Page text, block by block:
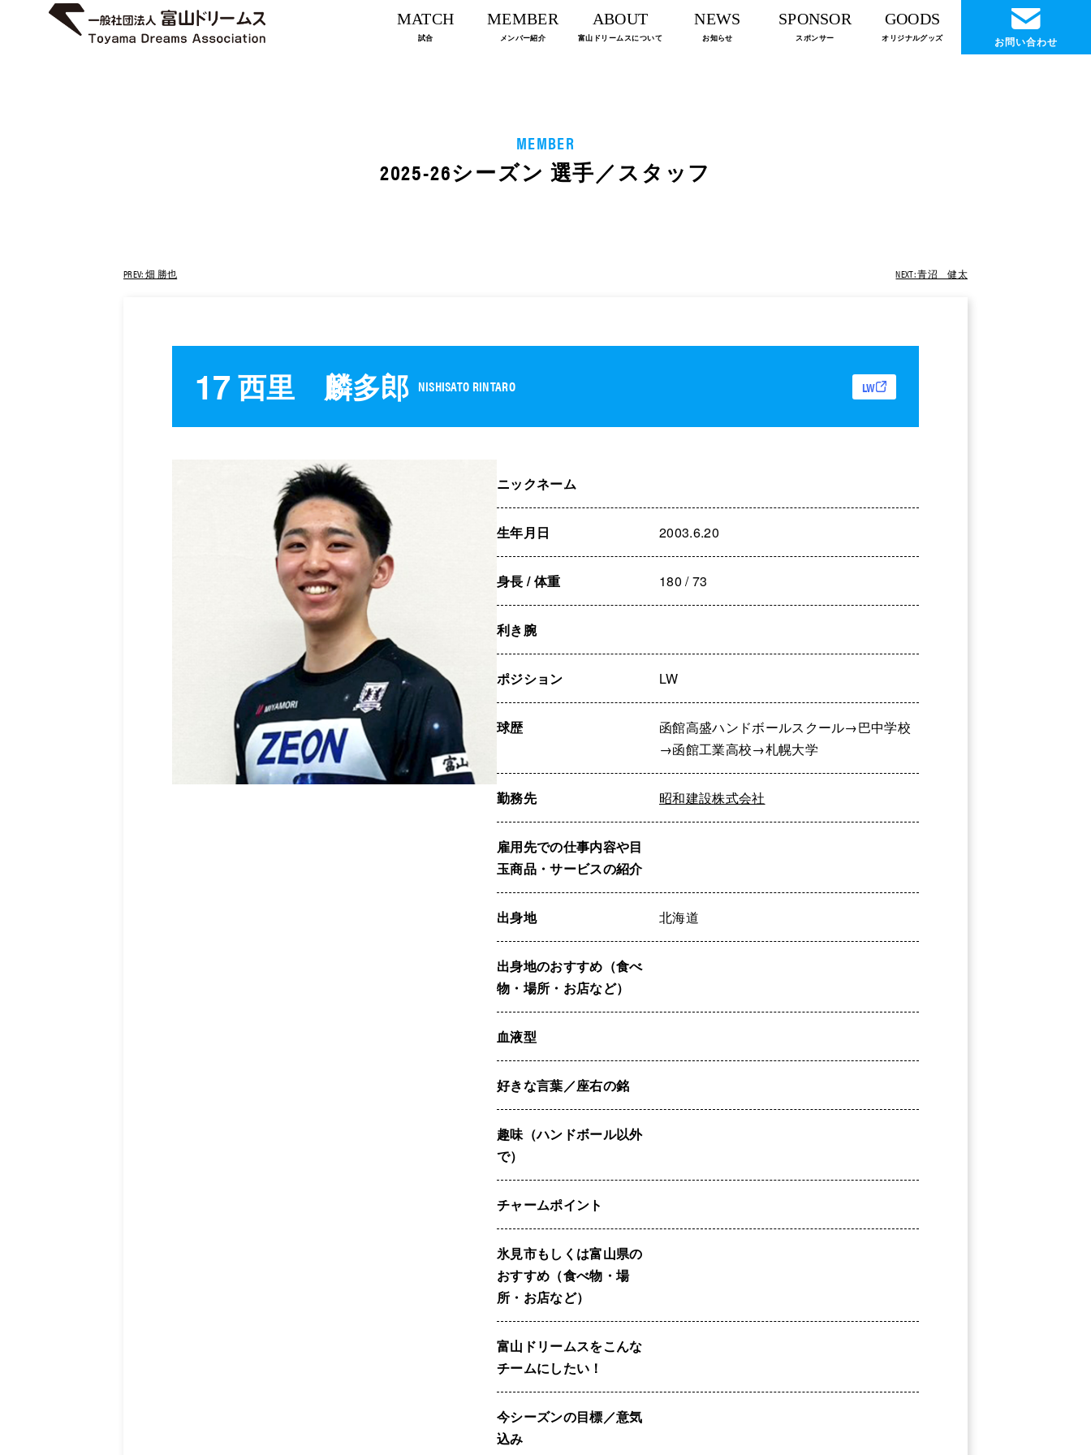
MATCH
試合
MEMBER
メンバー紹介
ABOUT
富山ドリームスについて
NEWS
お知らせ
SPONSOR
スポンサー
GOODS
オリジナルグッズ お問い合わせ
MEMBER
2025-26シーズン 選手／スタッフ
PREV: 畑 勝也 NEXT: 青沼 健太
17西里 麟多郎 NISHISATO RINTARO LW
ニックネーム
生年月日 2003.6.20
身長 / 体重 180 / 73
利き腕
ポジション LW
球歴
函館高盛ハンドボールスクール→巴中学校
→函館工業高校→札幌大学
勤務先 昭和建設株式会社
雇用先での仕事内容や目
玉商品・サービスの紹介
出身地 北海道
出身地のおすすめ（食べ
物・場所・お店など）
血液型
好きな言葉／座右の銘
趣味（ハンドボール以外
で）
チャームポイント
氷見市もしくは富山県の
おすすめ（食べ物・場
所・お店など）
富山ドリームスをこんな
チームにしたい！
今シーズンの目標／意気
込み